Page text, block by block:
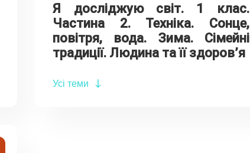
Я досліджую світ. 1 клас.
Частина 2. Техніка. Сонце,
повітря, вода. Зима. Сімейні
традиції. Людина та її здоров’я
Усі теми